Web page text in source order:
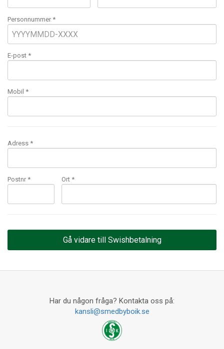
Personnummer *
E-post *
Mobil *
Adress *
Postnr * Ort *
Har du någon fråga? Kontakta oss på:
kansli@smedbyboik.se